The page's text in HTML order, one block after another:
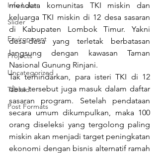
Info Loker
Slider
Environment
Projects
Uncategorized
Tabloid
Post Formats
mendata komunitas TKI miskin dan
keluarga TKI miskin di 12 desa sasaran
di Kabupaten Lombok Timur. Yakni
desa-desa yang terletak berbatasan
langsung dengan kawasan Taman
Nasional Gunung Rinjani.
Tak terhindarkan, para isteri TKI di 12
desa tersebut juga masuk dalam daftar
sasaran program. Setelah pendataan
secara umum dikumpulkan, maka 100
orang diseleksi yang tergolong paling
miskin akan menjadi target peningkatan
ekonomi dengan bisnis alternatif ramah